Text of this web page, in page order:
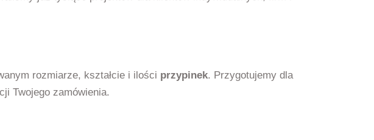
rozmiarze, kształcie i ilości przypinek. Przygotujemy dla
Twojego zamówienia.